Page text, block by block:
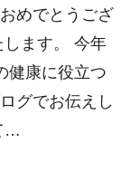
めでとうござ
ます。 今年
健康に役立つ
グでお伝えし
…